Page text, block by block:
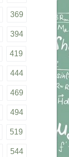
369
394
419
444
469
494
519
544